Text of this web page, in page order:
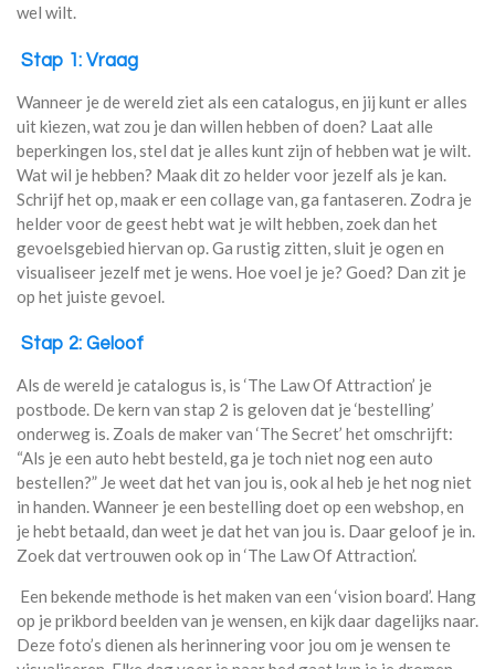
wel wilt.
Stap 1: Vraag
Wanneer je de wereld ziet als een catalogus, en jij kunt er alles
uit kiezen, wat zou je dan willen hebben of doen? Laat alle
beperkingen los, stel dat je alles kunt zijn of hebben wat je wilt.
Wat wil je hebben? Maak dit zo helder voor jezelf als je kan.
Schrijf het op, maak er een collage van, ga fantaseren. Zodra je
helder voor de geest hebt wat je wilt hebben, zoek dan het
gevoelsgebied hiervan op. Ga rustig zitten, sluit je ogen en
visualiseer jezelf met je wens. Hoe voel je je? Goed? Dan zit je
op het juiste gevoel.
Stap 2: Geloof
Als de wereld je catalogus is, is ‘The Law Of Attraction’ je
postbode. De kern van stap 2 is geloven dat je ‘bestelling’
onderweg is. Zoals de maker van ‘The Secret’ het omschrijft:
“Als je een auto hebt besteld, ga je toch niet nog een auto
bestellen?” Je weet dat het van jou is, ook al heb je het nog niet
in handen. Wanneer je een bestelling doet op een webshop, en
je hebt betaald, dan weet je dat het van jou is. Daar geloof je in.
Zoek dat vertrouwen ook op in ‘The Law Of Attraction’.
Een bekende methode is het maken van een ‘vision board’. Hang
op je prikbord beelden van je wensen, en kijk daar dagelijks naar.
Deze foto’s dienen als herinnering voor jou om je wensen te